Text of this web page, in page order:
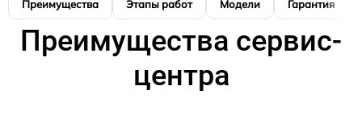
Преимущества Этапы работ Модели Гарантия
Преимущества сервис-
центра